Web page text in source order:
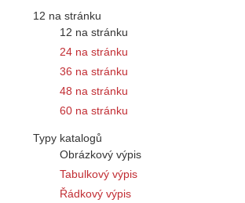
12 na stránku
12 na stránku
24 na stránku
36 na stránku
48 na stránku
60 na stránku
Typy katalogů
Obrázkový výpis
Tabulkový výpis
Řádkový výpis